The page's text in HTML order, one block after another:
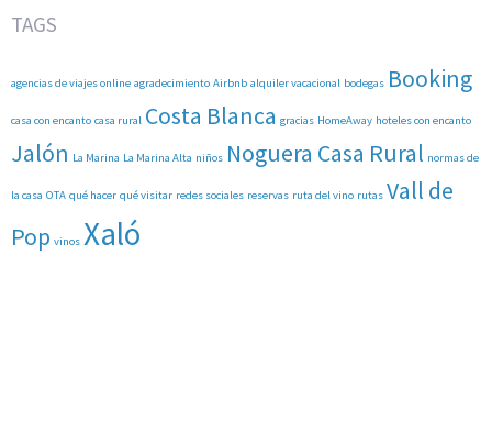
TAGS
agencias de viajes online agradecimiento Airbnb alquiler vacacional bodegas Booking
casa con encanto casa rural Costa Blanca gracias HomeAway hoteles con encanto
Jalón La Marina La Marina Alta niños Noguera Casa Rural normas de
la casa OTA qué hacer qué visitar redes sociales reservas ruta del vino rutas Vall de
Pop vinos Xaló